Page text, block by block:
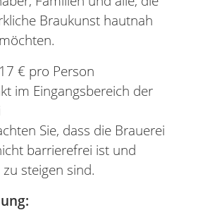
Braukunst hautnah
€ pro Person
im Eingangsbereich der
Sie, dass die Brauerei
barrierefrei ist und
steigen sind.